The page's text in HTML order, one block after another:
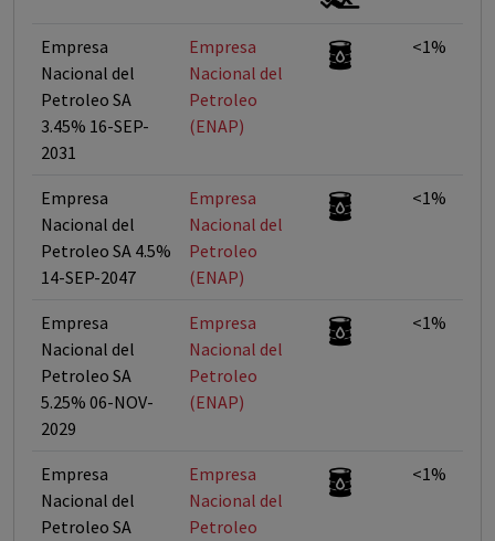
Empresa
Nacional del
Petroleo SA
3.45% 16-SEP-
2031
Empresa
Nacional del
Petroleo
(ENAP)
<1%
Empresa
Nacional del
Petroleo SA 4.5%
14-SEP-2047
Empresa
Nacional del
Petroleo
(ENAP)
<1%
Empresa
Nacional del
Petroleo SA
5.25% 06-NOV-
2029
Empresa
Nacional del
Petroleo
(ENAP)
<1%
Empresa
Nacional del
Petroleo SA
Empresa
Nacional del
Petroleo
<1%